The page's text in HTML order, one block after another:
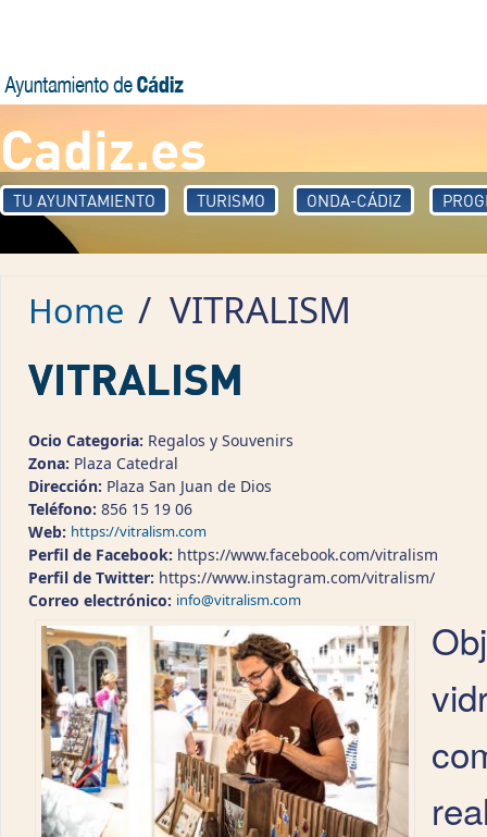
Cadiz.es
TU AYUNTAMIENTO TURISMO ONDA-CÁDIZ
Home / VITRALISM
VITRALISM
Ocio Categoria: Regalos y Souvenirs
Zona: Plaza Catedral
Dirección: Plaza San Juan de Dios
Teléfono: 856 15 19 06
Web: https://vitralism.com
Perfil de Facebook: https://www.facebook.com/vitralism
Perfil de Twitter: https://www.instagram.com/vitralism/
Correo electrónico: info@vitralism.com